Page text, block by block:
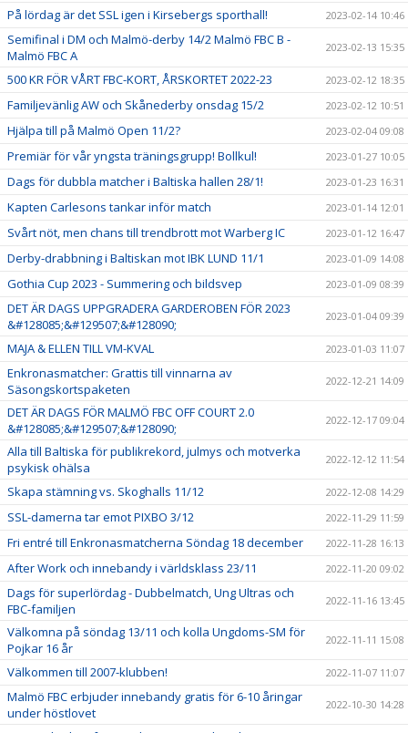
På lördag är det SSL igen i Kirsebergs sporthall! 2023-02-14 10:46
Semifinal i DM och Malmö-derby 14/2 Malmö FBC B -
Malmö FBC A
2023-02-13 15:35
500 KR FÖR VÅRT FBC-KORT, ÅRSKORTET 2022-23 2023-02-12 18:35
Familjevänlig AW och Skånederby onsdag 15/2 2023-02-12 10:51
Hjälpa till på Malmö Open 11/2? 2023-02-04 09:08
Premiär för vår yngsta träningsgrupp! Bollkul! 2023-01-27 10:05
Dags för dubbla matcher i Baltiska hallen 28/1! 2023-01-23 16:31
Kapten Carlesons tankar inför match 2023-01-14 12:01
Svårt nöt, men chans till trendbrott mot Warberg IC 2023-01-12 16:47
Derby-drabbning i Baltiskan mot IBK LUND 11/1 2023-01-09 14:08
Gothia Cup 2023 - Summering och bildsvep 2023-01-09 08:39
DET ÄR DAGS UPPGRADERA GARDEROBEN FÖR 2023
&#128085;&#129507;&#128090;
2023-01-04 09:39
MAJA & ELLEN TILL VM-KVAL 2023-01-03 11:07
Enkronasmatcher: Grattis till vinnarna av
Säsongskortspaketen
2022-12-21 14:09
DET ÄR DAGS FÖR MALMÖ FBC OFF COURT 2.0
&#128085;&#129507;&#128090;
2022-12-17 09:04
Alla till Baltiska för publikrekord, julmys och motverka
psykisk ohälsa
2022-12-12 11:54
Skapa stämning vs. Skoghalls 11/12 2022-12-08 14:29
SSL-damerna tar emot PIXBO 3/12 2022-11-29 11:59
Fri entré till Enkronasmatcherna Söndag 18 december 2022-11-28 16:13
After Work och innebandy i världsklass 23/11 2022-11-20 09:02
Dags för superlördag - Dubbelmatch, Ung Ultras och
FBC-familjen
2022-11-16 13:45
Välkomna på söndag 13/11 och kolla Ungdoms-SM för
Pojkar 16 år
2022-11-11 15:08
Välkommen till 2007-klubben! 2022-11-07 11:07
Malmö FBC erbjuder innebandy gratis för 6-10 åringar
under höstlovet
2022-10-30 14:28